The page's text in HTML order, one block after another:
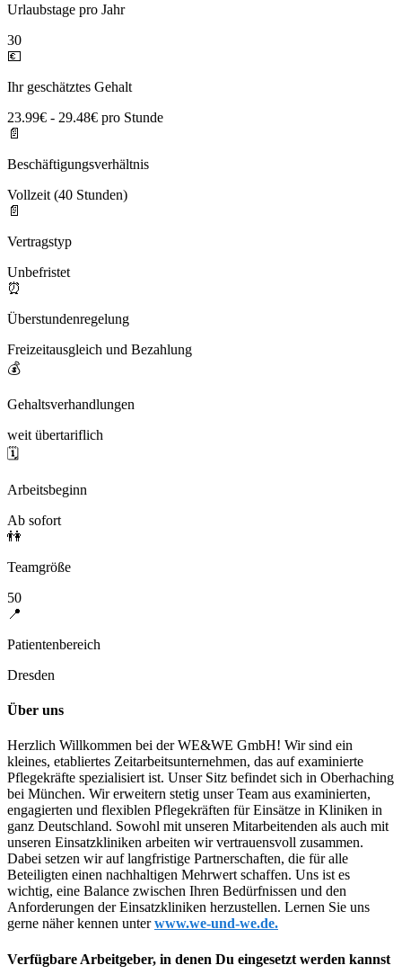
Urlaubstage pro Jahr
30
💶
Ihr geschätztes Gehalt
23.99€ - 29.48€ pro Stunde
📄
Beschäftigungsverhältnis
Vollzeit (40 Stunden)
📄
Vertragstyp
Unbefristet
⏰
Überstundenregelung
Freizeitausgleich und Bezahlung
💰
Gehaltsverhandlungen
weit übertariflich
🗓️
Arbeitsbeginn
Ab sofort
👫
Teamgröße
50
📍
Patientenbereich
Dresden
Über uns
Herzlich Willkommen bei der WE&WE GmbH! Wir sind ein
kleines, etabliertes Zeitarbeitsunternehmen, das auf examinierte
Pflegekräfte spezialisiert ist. Unser Sitz befindet sich in Oberhaching
bei München. Wir erweitern stetig unser Team aus examinierten,
engagierten und flexiblen Pflegekräften für Einsätze in Kliniken in
ganz Deutschland. Sowohl mit unseren Mitarbeitenden als auch mit
unseren Einsatzkliniken arbeiten wir vertrauensvoll zusammen.
Dabei setzen wir auf langfristige Partnerschaften, die für alle
Beteiligten einen nachhaltigen Mehrwert schaffen. Uns ist es
wichtig, eine Balance zwischen Ihren Bedürfnissen und den
Anforderungen der Einsatzkliniken herzustellen. Lernen Sie uns
gerne näher kennen unterwww.we-und-we.de.
Verfügbare Arbeitgeber, in denen Du eingesetzt werden kannst